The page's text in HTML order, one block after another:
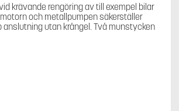
krävande rengöring av till exempel bilar
och metallpumpen säkerställer
utan krångel. Två munstycken